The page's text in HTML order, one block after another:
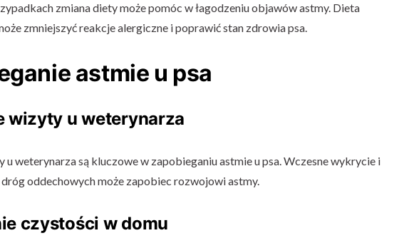
zmiana diety może pomóc w łagodzeniu objawów astmy. Dieta
zmniejszyć reakcje alergiczne i poprawić stan zdrowia psa.
astmie u psa
wizyty u weterynarza
u weterynarza są kluczowe w zapobieganiu astmie u psa. Wczesne wykrycie i
oddechowych może zapobiec rozwojowi astmy.
czystości w domu